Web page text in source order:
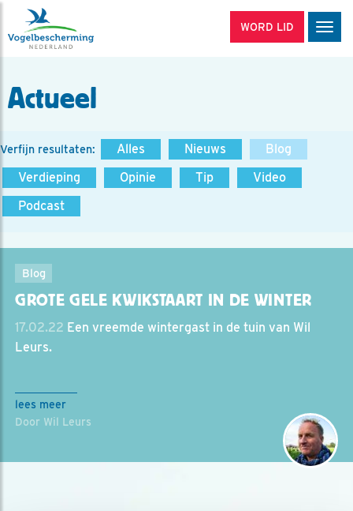
WORD LID
Actueel
Verfijn resultaten: Alles Nieuws
Blog
Verdieping
Opinie Tip
Video
Podcast
Blog
GROTE GELE KWIKSTAART IN DE WINTER
17.02.22 Een vreemde wintergast in de tuin van Wil
Leurs.
lees meer
Door Wil Leurs